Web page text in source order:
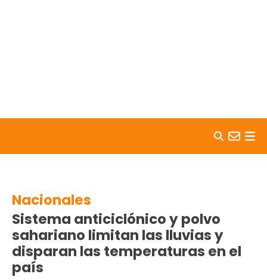
Nacionales
Sistema anticiclónico y polvo
sahariano limitan las lluvias y
disparan las temperaturas en el
país